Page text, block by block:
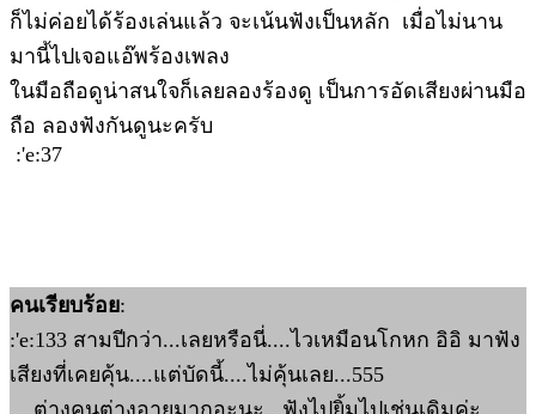
ก็ไม่ค่อยได้ร้องเล่นแล้ว จะเน้นฟังเป็นหลัก เมื่อไม่นาน
มานี้ไปเจอแอ๊พร้องเพลง
ในมือถือดูน่าสนใจก็เลยลองร้องดู เป็นการอัดเสียงผ่านมือ
ถือ ลองฟังกันดูนะครับ
:'e:37
คนเรียบร้อย:
:'e:133 สามปีกว่า...เลยหรือนี่....ไวเหมือนโกหก อิอิ มาฟัง
เสียงที่เคยคุ้น....แต่บัดนี้....ไม่คุ้นเลย...555
....ต่างคนต่างอายุมากอะนะ...ฟังไปยิ้มไปเช่นเดิมค่ะ